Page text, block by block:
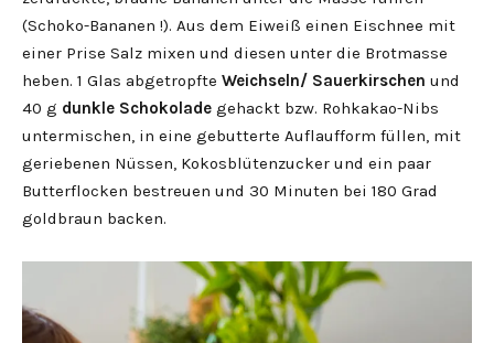
(Schoko-Bananen !). Aus dem Eiweiß einen Eischnee mit
einer Prise Salz mixen und diesen unter die Brotmasse
heben. 1 Glas abgetropfte Weichseln/ Sauerkirschen und
40 g dunkle Schokolade gehackt bzw. Rohkakao-Nibs
untermischen, in eine gebutterte Auflaufform füllen, mit
geriebenen Nüssen, Kokosblütenzucker und ein paar
Butterflocken bestreuen und 30 Minuten bei 180 Grad
goldbraun backen.